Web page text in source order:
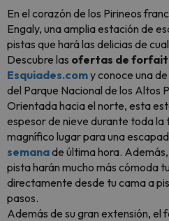
En el corazón de los Pirineos
Engaly, una amplia estación de
pistas que hará las delicias de
Descubre las ofertas de forfait
Esquiades.comy conoce una
del Parque Nacional de los Altos
Orientada hacia el norte, esta
espesor de nieve durante toda la
magnífico lugar para una
semanade última hora.
pista harán mucho más cómoda
directamente desde tu cama a
pasos.
Además de su gran extensión, el